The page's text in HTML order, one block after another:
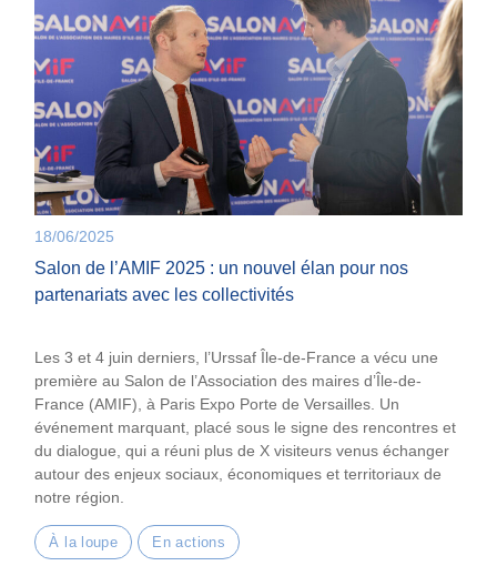
18/06/2025
Salon de l’AMIF 2025 : un nouvel élan pour nos
partenariats avec les collectivités
Les 3 et 4 juin derniers, l’Urssaf Île-de-France a vécu une
première au Salon de l’Association des maires d’Île-de-
France (AMIF), à Paris Expo Porte de Versailles. Un
événement marquant, placé sous le signe des rencontres et
du dialogue, qui a réuni plus de X visiteurs venus échanger
autour des enjeux sociaux, économiques et territoriaux de
notre région.
À la loupe En actions